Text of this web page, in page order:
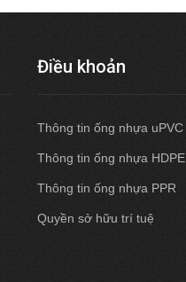
Điều khoản
Thông tin ống nhựa uPVC
Thông tin ống nhựa HDPE
Thông tin ống nhựa PPR
Quyền sở hữu trí tuệ